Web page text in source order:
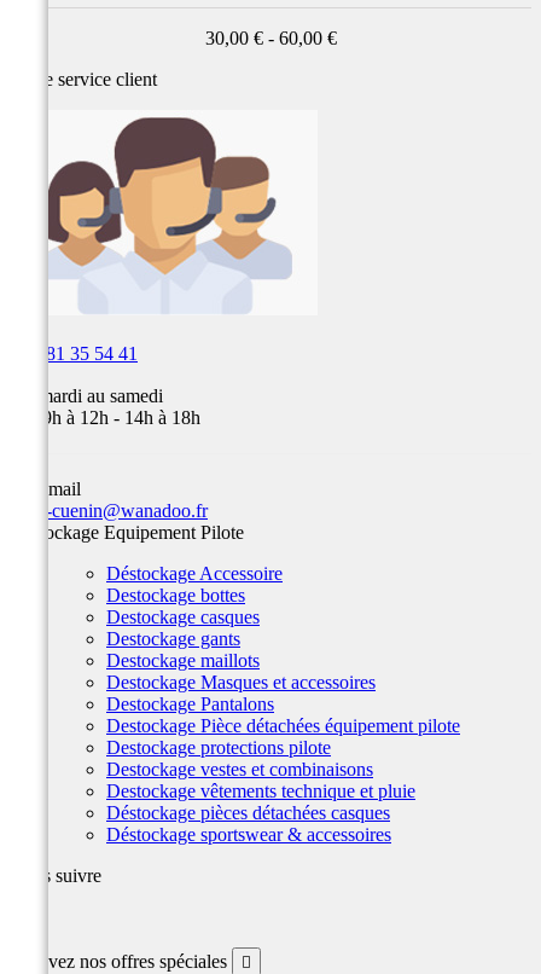
30,00 € - 60,00 €
Notre service client
03 81 35 54 41
Du mardi au samedi
de 09h à 12h - 14h à 18h
Par email
team-cuenin@wanadoo.fr
Déstockage Equipement Pilote
Déstockage Accessoire
Destockage bottes
Destockage casques
Destockage gants
Destockage maillots
Destockage Masques et accessoires
Destockage Pantalons
Destockage Pièce détachées équipement pilote
Destockage protections pilote
Destockage vestes et combinaisons
Destockage vêtements technique et pluie
Déstockage pièces détachées casques
Déstockage sportswear & accessoires
Nous suivre
Recevez nos offres spéciales 